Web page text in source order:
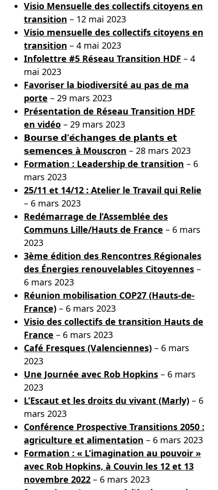
Visio Mensuelle des collectifs citoyens en
transition – 12 mai 2023
Visio mensuelle des collectifs citoyens en
transition – 4 mai 2023
Infolettre #5 Réseau Transition HDF – 4
mai 2023
Favoriser la biodiversité au pas de ma
porte – 29 mars 2023
Présentation de Réseau Transition HDF
en vidéo – 29 mars 2023
𝗕𝗼𝘂𝗿𝘀𝗲 𝗱’𝗲́𝗰𝗵𝗮𝗻𝗴𝗲𝘀 𝗱𝗲 𝗽𝗹𝗮𝗻𝘁𝘀 𝗲𝘁
𝘀𝗲𝗺𝗲𝗻𝗰𝗲𝘀 à Mouscron – 28 mars 2023
Formation : Leadership de transition – 6
mars 2023
25/11 et 14/12 : Atelier le Travail qui Relie
– 6 mars 2023
Redémarrage de l’Assemblée des
Communs Lille/Hauts de France – 6 mars
2023
3ème édition des Rencontres Régionales
des Énergies renouvelables Citoyennes –
6 mars 2023
Réunion mobilisation COP27 (Hauts-de-
France) – 6 mars 2023
Visio des collectifs de transition Hauts de
France – 6 mars 2023
Café Fresques (Valenciennes) – 6 mars
2023
Une Journée avec Rob Hopkins – 6 mars
2023
L’Escaut et les droits du vivant (Marly) – 6
mars 2023
Conférence Prospective Transitions 2050 :
agriculture et alimentation – 6 mars 2023
Formation : « L’imagination au pouvoir »
avec Rob Hopkins, à Couvin les 12 et 13
novembre 2022 – 6 mars 2023